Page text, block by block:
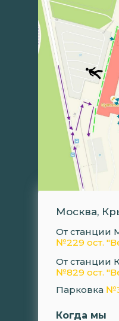
Москва,
Когда мы
От станции
№229 ост.
Парковка
От станции
№829 ост.